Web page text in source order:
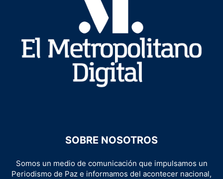
SOBRE NOSOTROS
Somos un medio de comunicación que impulsamos un
Periodismo de Paz e informamos del acontecer nacional,